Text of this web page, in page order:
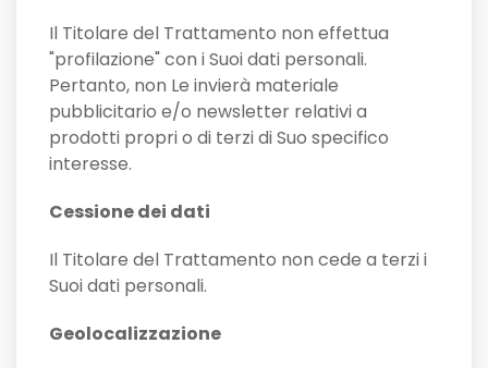
Il Titolare del Trattamento non effettua
"profilazione" con i Suoi dati personali.
Pertanto, non Le invierà materiale
pubblicitario e/o newsletter relativi a
prodotti propri o di terzi di Suo specifico
interesse.
Cessione dei dati
Il Titolare del Trattamento non cede a terzi i
Suoi dati personali.
Geolocalizzazione